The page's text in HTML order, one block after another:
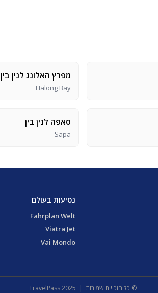
מפרץ האלונג לנין בין
Halong Bay
סאפה לנין בין
Sapa
נסיעות בעולם
Fahrplan Welt
Viatra Jet
Vai Mondo
© כל הזכויות שמורות | 2025 TravelPass